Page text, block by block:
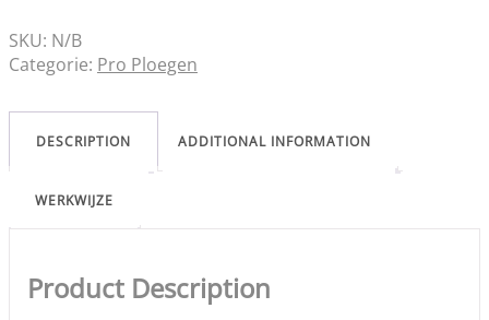
SKU: N/B
Categorie: Pro Ploegen
DESCRIPTION ADDITIONAL INFORMATION
WERKWIJZE
Product Description